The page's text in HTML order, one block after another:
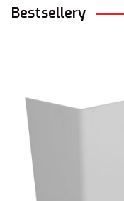
Bestsellery